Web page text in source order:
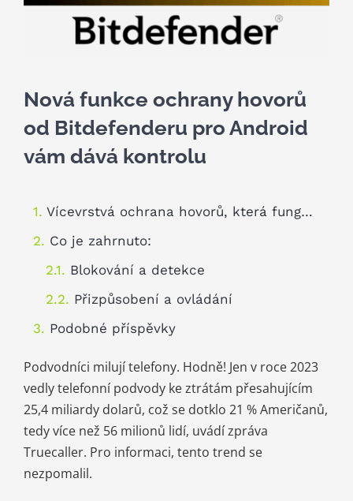
Nová funkce ochrany hovorů
od Bitdefenderu pro Android
vám dává kontrolu
Vícevrstvá ochrana hovorů, která funguje pro vás
Co je zahrnuto:
Blokování a detekce
Přizpůsobení a ovládání
Podobné příspěvky
Podvodníci milují telefony. Hodně! Jen v roce 2023
vedly telefonní podvody ke ztrátám přesahujícím
25,4 miliardy dolarů, což se dotklo 21 % Američanů,
tedy více než 56 milionů lidí, uvádí zpráva
Truecaller. Pro informaci, tento trend se
nezpomalil.